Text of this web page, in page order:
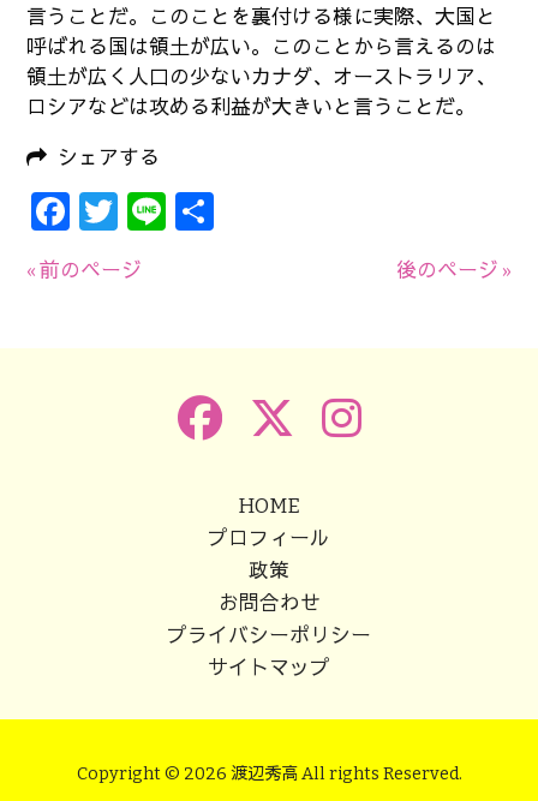
言うことだ。このことを裏付ける様に実際、大国と
呼ばれる国は領土が広い。このことから言えるのは
領土が広く人口の少ないカナダ、オーストラリア、
ロシアなどは攻める利益が大きいと言うことだ。
シェアする
Facebook
Twitter
Line
« 前のページ 後のページ »
HOME
プロフィール
政策
お問合わせ
プライバシーポリシー
サイトマップ
Copyright © 2026 渡辺秀高 All rights Reserved.